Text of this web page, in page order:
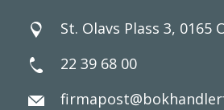
St. Olavs Plass 3, 0165
22 39 68 00